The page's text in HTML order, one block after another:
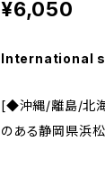
¥6,050
International
[◆沖縄/離島/北海
のある静岡県浜松